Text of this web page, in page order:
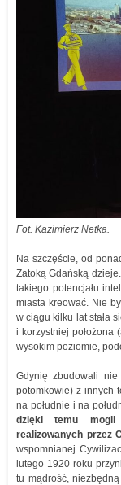
Fot. Kazimierz Netka.
Na szczęście, od
Zatoką Gdańską
takiego potencjału
miasta kreować. Nie
w ciągu kilku lat stała
i korzystniej położona
wysokim poziomie,
Gdynię zbudowali
potomkowie) z innych
na południe i na
dzięki temu mogli
realizowanych przez
wspomnianej
lutego 1920 roku
tu mądrość,